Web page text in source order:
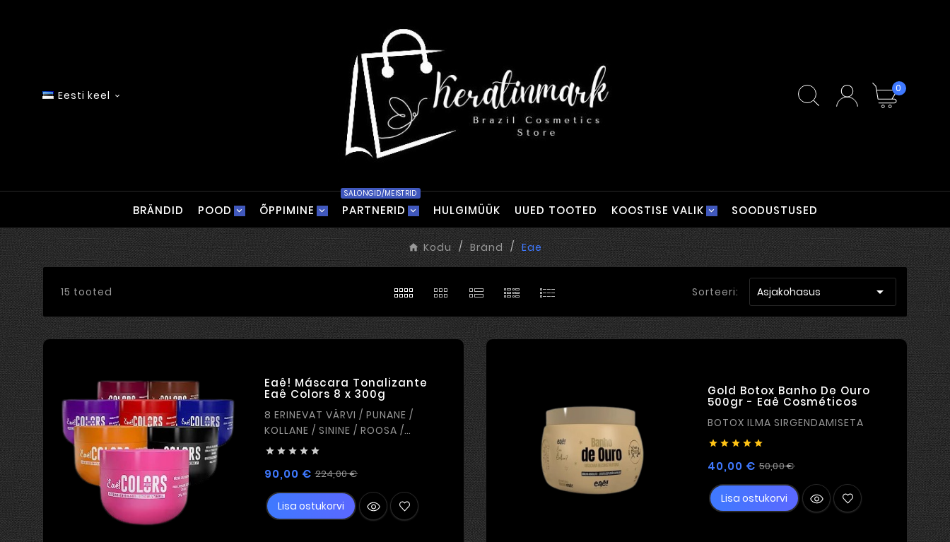
Eesti keel 
0
BRÄNDID POOD ÕPPIMINE PARTNERID
SALONGID/MEISTRID
HULGIMÜÜK UUED TOOTED KOOSTISE VALIK SOODUSTUSED
Kodu Bränd Eae
15 tooted Sorteeri: Asjakohasus 
Eaê! Máscara Tonalizante
Eaê Colors 8 x 300g
8 ERINEVAT VÄRVI / PUNANE /
KOLLANE / SININE / ROOSA /
VIOLETNE / BORDEO / MUST / PRUUN
    
90,00 € 224,00 €
Lisa ostukorvi
Gold Botox Banho De Ouro
500gr - Eaê Cosméticos
BOTOX ILMA SIRGENDAMISETA
    
40,00 € 50,00 €
Lisa ostukorvi